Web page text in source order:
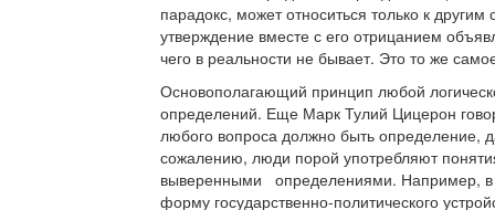
парадокс, может относиться только к
утверждение вместе с его отрицанием
чего в реальности не бывает. Это то же
Основополагающий принцип любой
определений. Еще Марк Тулий Цицерон
любого вопроса должно быть
сожалению, люди порой употребляют
выверенными определениями. Например, в
форму государственно-политического